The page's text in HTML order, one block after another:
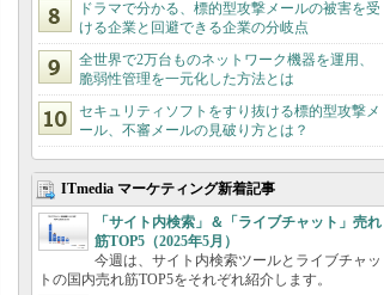
ドラマで分かる、標的型攻撃メールの被害を受
ける企業と回避できる企業の分岐点
全世界で2万台ものネットワーク機器を運用、
脆弱性管理を一元化した方法とは
セキュリティソフトをすり抜ける標的型攻撃メ
ール、不審メールの見破り方とは？
ITmedia マーケティング新着記事
「サイト内検索」＆「ライブチャット」売れ
筋TOP5（2025年5月）
今週は、サイト内検索ツールとライブチャッ
トの国内売れ筋TOP5をそれぞれ紹介します。